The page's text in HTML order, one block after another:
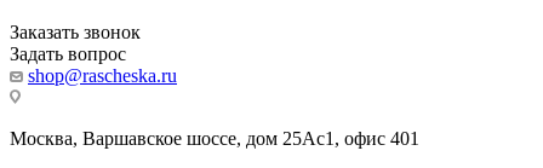
Заказать звонок
Задать вопрос
shop@rascheska.ru
Москва, Варшавское шоссе, дом 25Аc1, офис 401